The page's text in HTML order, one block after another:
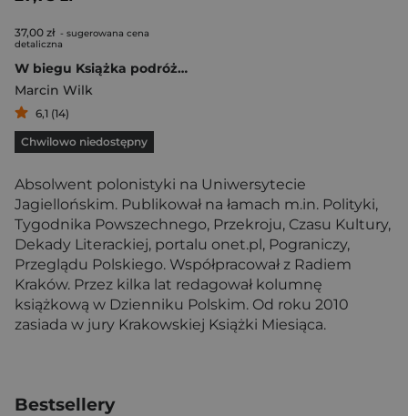
37,00 zł - sugerowana cena
detaliczna
W biegu Książka podróżna rozmowy z pisarzami (i nie tylko)
Marcin Wilk
6,1 (14)
Chwilowo niedostępny
Absolwent polonistyki na Uniwersytecie
Jagiellońskim. Publikował na łamach m.in. Polityki,
Tygodnika Powszechnego, Przekroju, Czasu Kultury,
Dekady Literackiej, portalu onet.pl, Pograniczy,
Przeglądu Polskiego. Współpracował z Radiem
Kraków. Przez kilka lat redagował kolumnę
książkową w Dzienniku Polskim. Od roku 2010
zasiada w jury Krakowskiej Książki Miesiąca.
Bestsellery